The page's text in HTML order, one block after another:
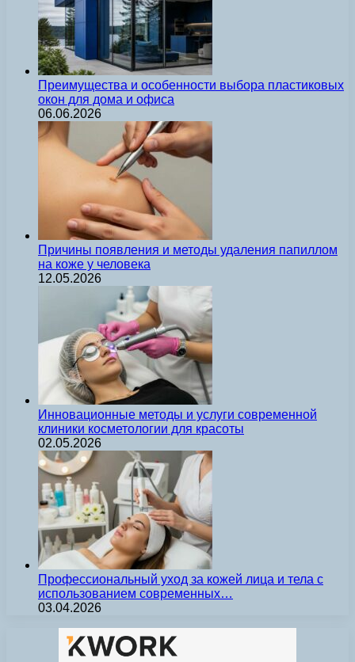
Преимущества и особенности выбора пластиковых
окон для дома и офиса
06.06.2026
Причины появления и методы удаления папиллом
на коже у человека
12.05.2026
Инновационные методы и услуги современной
клиники косметологии для красоты
02.05.2026
Профессиональный уход за кожей лица и тела с
использованием современных…
03.04.2026